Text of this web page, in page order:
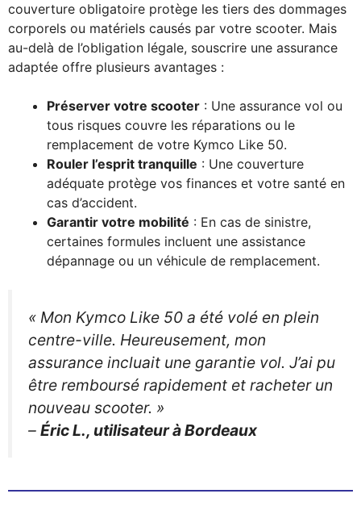
couverture obligatoire protège les tiers des dommages
corporels ou matériels causés par votre scooter. Mais
au-delà de l’obligation légale, souscrire une assurance
adaptée offre plusieurs avantages :
Préserver votre scooter : Une assurance vol ou
tous risques couvre les réparations ou le
remplacement de votre Kymco Like 50.
Rouler l’esprit tranquille : Une couverture
adéquate protège vos finances et votre santé en
cas d’accident.
Garantir votre mobilité : En cas de sinistre,
certaines formules incluent une assistance
dépannage ou un véhicule de remplacement.
« Mon Kymco Like 50 a été volé en plein
centre-ville. Heureusement, mon
assurance incluait une garantie vol. J’ai pu
être remboursé rapidement et racheter un
nouveau scooter. »
– Éric L., utilisateur à Bordeaux